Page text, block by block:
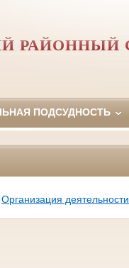
РАЙОННЫЙ
ПОДСУДНОСТЬ
Организация деятельности